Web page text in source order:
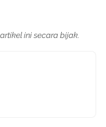
ini secara bijak.